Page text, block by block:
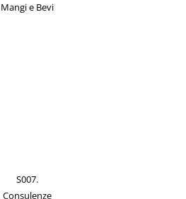
Mangi e Bevi
S007.
Consulenze